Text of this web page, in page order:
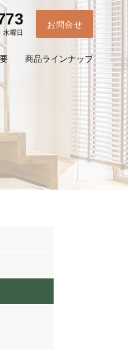
商品ラインナップ
曜日
お問合せ